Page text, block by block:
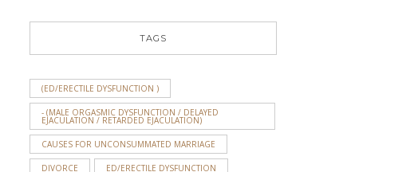
TAGS
(ED/ERECTILE DYSFUNCTION )
- (MALE ORGASMIC DYSFUNCTION / DELAYED
EJACULATION / RETARDED EJACULATION)
CAUSES FOR UNCONSUMMATED MARRIAGE
DIVORCE ED/ERECTILE DYSFUNCTION